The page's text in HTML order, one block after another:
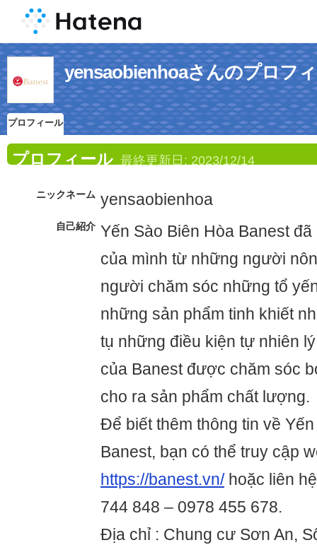
yensaobienhoaさんのプロフ
プロフィール
プロフィール 最終更新日: 2023/12/14
ニックネーム yensaobienhoa
自己紹介 Yến Sào Biên Hòa Banest
của mình từ những người
người chăm sóc những tổ
những sản phẩm tinh khiết
tụ những điều kiện tự nhiên
của Banest được chăm sóc
cho ra sản phẩm chất lượng.
Để biết thêm thông tin về
Banest, bạn có thể truy cập
https://banest.vn/hoặc liên
744 848 – 0978 455 678.
Địa chỉ : Chung cư Sơn An,